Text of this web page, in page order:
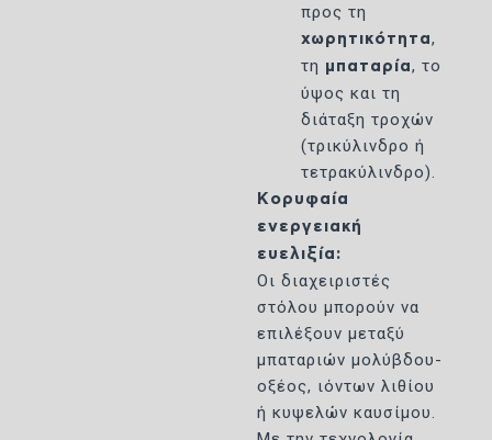
προς τη
χωρητικότητα,
τη μπαταρία, το
ύψος και τη
διάταξη τροχών
(τρικύλινδρο ή
τετρακύλινδρο).
Kορυφαία
ενεργειακή
ευελιξία:
Οι διαχειριστές
στόλου μπορούν να
επιλέξουν μεταξύ
μπαταριών μολύβδου-
οξέος, ιόντων λιθίου
ή κυψελών καυσίμου.